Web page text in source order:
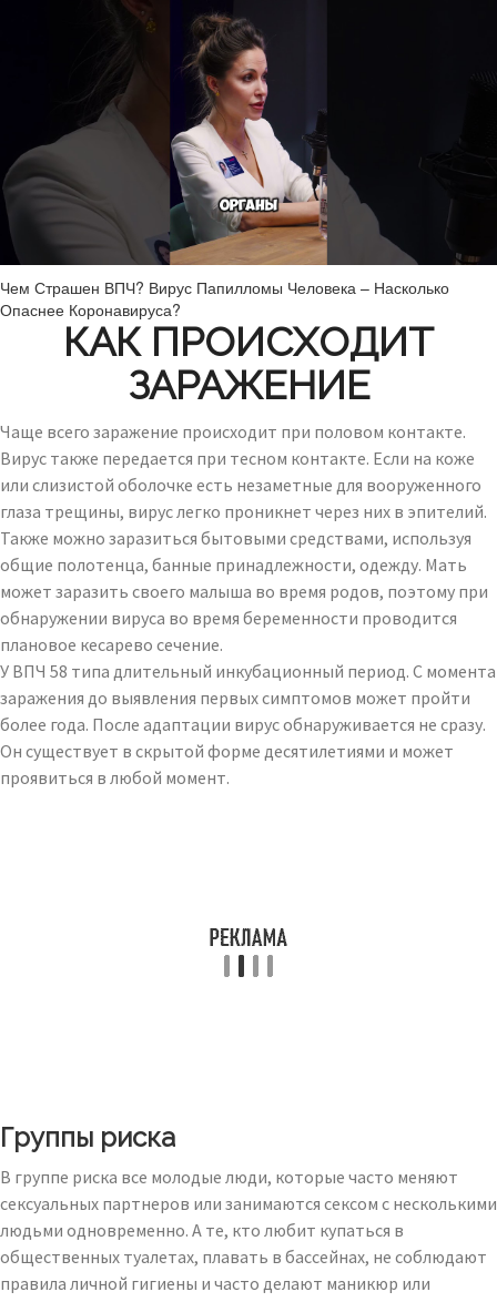
Чем Страшен ВПЧ? Вирус Папилломы Человека – Насколько
Опаснее Коронавируса?
КАК ПРОИСХОДИТ
ЗАРАЖЕНИЕ
Чаще всего заражение происходит при половом контакте.
Вирус также передается при тесном контакте. Если на коже
или слизистой оболочке есть незаметные для вооруженного
глаза трещины, вирус легко проникнет через них в эпителий.
Также можно заразиться бытовыми средствами, используя
общие полотенца, банные принадлежности, одежду. Мать
может заразить своего малыша во время родов, поэтому при
обнаружении вируса во время беременности проводится
плановое кесарево сечение.
У ВПЧ 58 типа длительный инкубационный период. С момента
заражения до выявления первых симптомов может пройти
более года. После адаптации вирус обнаруживается не сразу.
Он существует в скрытой форме десятилетиями и может
проявиться в любой момент.
Группы риска
В группе риска все молодые люди, которые часто меняют
сексуальных партнеров или занимаются сексом с несколькими
людьми одновременно. А те, кто любит купаться в
общественных туалетах, плавать в бассейнах, не соблюдают
правила личной гигиены и часто делают маникюр или